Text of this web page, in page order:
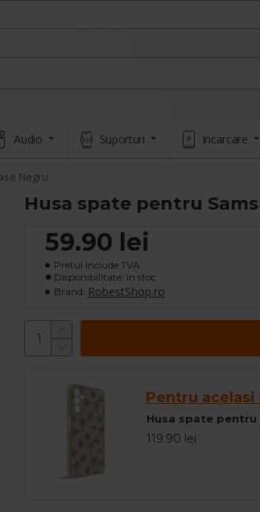
Audio Suporturi Incarcare
Negru
Husa spate pentru
59.90 lei
Pretul include TVA
Disponibilitate: In stoc
Brand: RobestShop.ro
Pentru
Husa spate pentru
119.90 lei